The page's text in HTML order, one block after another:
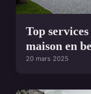
Top
maison en
20 mars 2025